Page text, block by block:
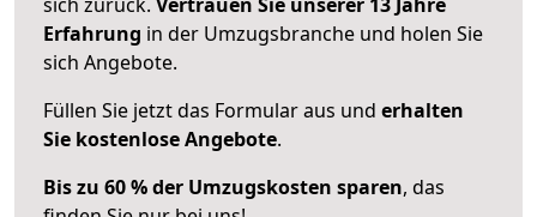
Erfahrung in der Umzugsbranche und holen Sie
sich Angebote.
Füllen Sie jetzt das Formular aus und erhalten
Sie kostenlose Angebote.
Bis zu 60 % der Umzugskosten sparen, das